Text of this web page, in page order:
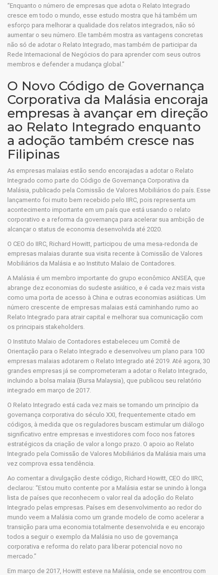
“Enquanto o número de empresas que adota o Relato Integrado
cresce em todo o mundo, esse estudo mostra que há também um
esforço para melhorar a qualidade dos relatos integrados, não só
aumentar o seu número. Ele também mostra as vantagens concretas
não só de adotar o Relato Integrado, mas também de participar da
Rede Internacional de Negócios do para aprender com seus outros
membros e defender a mudança global.”
O Novo Código de Governança
Corporativa da Malásia encoraja
empresas à avançar em direção
ao Relato Integrado enquanto
a adoção também cresce nas
Filipinas
As empresas malaias estão sendo encorajadas a adotar o Relato
Integrado como parte do Código de Governança Corporativa da
Malásia, publicado pela Comissão de Valores Mobiliários do país. Esse
lançamento foi muito bem recebido pelo IIRC, pois representa um
acontecimento importante em um país que está usando o relato
corporativo e a reforma da governança para acelerar sua ambição de
alcançar o status de economia desenvolvida até 2020.
O CEO do IIRC, Richard Howitt, participou de uma mesa-redonda de
empresas malaias durante sua visita recente à Comissão de Valores
Mobiliários da Malásia e ao Instituto Malaio de Contadores.
A Malásia é um membro importante do grupo econômico ANSEA, que
abrange dez economias do sudeste asiático, e é cada vez mais vista
como uma porta de acesso à China e outras economias asiáticas. Um
número crescente de empresas malaias está caminhando rumo ao
Relato Integrado para atrair capital e melhorar sua comunicação com
os principais stakeholders.
O Instituto Malaio de Contadores estabeleceu um Comitê de
Orientação para o Relato Integrado e desenvolveu um plano para 100
empresas malaias adotarem o Relato Integrado até 2019. Até agora, 30
grandes empresas já se comprometeram a adotar o Relato Integrado,
incluindo a bolsa malaia (Bursa Malaysia), que publicou seu relatório
integrado em março de 2017.
O Relato Integrado está cada vez mais se tornando um princípio da
governança corporativa do século XXI, frequentemente citado em
códigos, à medida que os reguladores buscam estimular um diálogo
significativo entre empresas e investidores com foco nos fatores
estratégicos da criação de valor a longo prazo. O apoio ao Relato
Integrado pela Comissão de Valores Mobiliários da Malásia mais uma
vez comprova essa tendência.
Ao comentar a divulgação deste código, Richard Howitt, CEO do IIRC,
declarou: “Estou muito contente por a Malásia estar se unindo à longa
lista de países que reconhecem o valor real da adoção do Relato
Integrado pelas empresas. Países em desenvolvimento ao redor do
mundo veem a Malásia como um grande modelo de como acelerar a
transição para uma economia totalmente desenvolvida e eu encorajo
todos a seguir o exemplo da Malásia no uso de governança
corporativa e reforma do relato para liberar potencial novo no
mercado.”
Em março de 2017, Howitt esteve na Malásia, onde se encontrou com